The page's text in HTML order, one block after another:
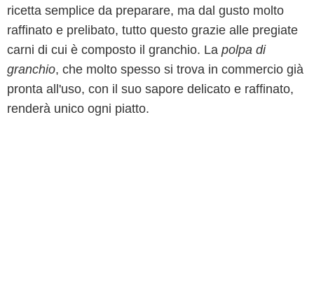
ricetta semplice da preparare, ma dal gusto molto
raffinato e prelibato, tutto questo grazie alle pregiate
carni di cui è composto il granchio. La polpa di
granchio, che molto spesso si trova in commercio già
pronta all'uso, con il suo sapore delicato e raffinato,
renderà unico ogni piatto.